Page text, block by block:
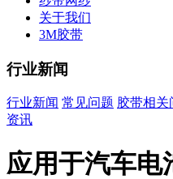
关于我们
3M胶带
行业新闻
行业新闻 常见问题 胶带相关
资讯
应用于汽车电